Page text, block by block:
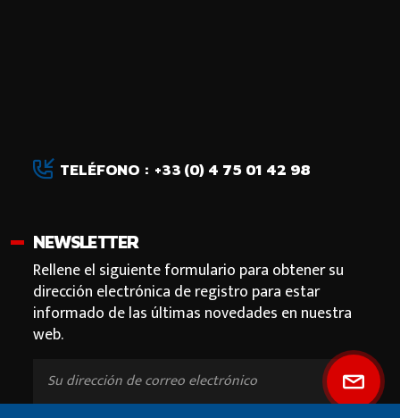
TELÉFONO : +33 (0) 4 75 01 42 98
NEWSLETTER
Rellene el siguiente formulario para obtener su
dirección electrónica de registro para estar
informado de las últimas novedades en nuestra
web.